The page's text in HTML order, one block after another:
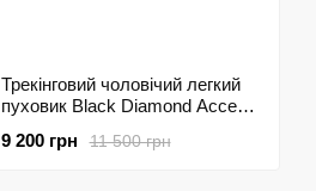
Трекінговий чоловічий легкий
пуховик Black Diamond Access
746083.0002-S)11 500 грн
9 200 грн